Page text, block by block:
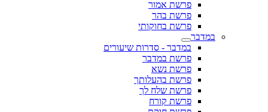
פרשת אמור
פרשת בהר
פרשת בחוקותי
במדבר
במדבר - סדרות שיעורים
פרשת במדבר
פרשת נשא
פרשת בהעלותך
פרשת שלח לך
פרשת קורח